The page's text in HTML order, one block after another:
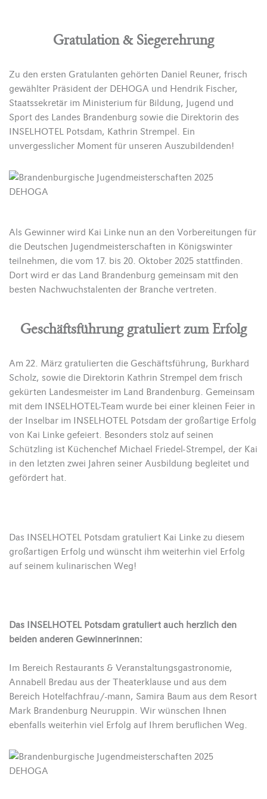
Gratulation & Siegerehrung
Zu den ersten Gratulanten gehörten Daniel Reuner, frisch
gewählter Präsident der DEHOGA und Hendrik Fischer,
Staatssekretär im Ministerium für Bildung, Jugend und
Sport des Landes Brandenburg sowie die Direktorin des
INSELHOTEL Potsdam, Kathrin Strempel. Ein
unvergesslicher Moment für unseren Auszubildenden!
Als Gewinner wird Kai Linke nun an den Vorbereitungen für
die Deutschen Jugendmeisterschaften in Königswinter
teilnehmen, die vom 17. bis 20. Oktober 2025 stattfinden.
Dort wird er das Land Brandenburg gemeinsam mit den
besten Nachwuchstalenten der Branche vertreten.
Geschäftsführung gratuliert zum Erfolg
Am 22. März gratulierten die Geschäftsführung, Burkhard
Scholz, sowie die Direktorin Kathrin Strempel dem frisch
gekürten Landesmeister im Land Brandenburg. Gemeinsam
mit dem INSELHOTEL-Team wurde bei einer kleinen Feier in
der Inselbar im INSELHOTEL Potsdam der großartige Erfolg
von Kai Linke gefeiert. Besonders stolz auf seinen
Schützling ist Küchenchef Michael Friedel-Strempel, der Kai
in den letzten zwei Jahren seiner Ausbildung begleitet und
gefördert hat.
Das INSELHOTEL Potsdam gratuliert Kai Linke zu diesem
großartigen Erfolg und wünscht ihm weiterhin viel Erfolg
auf seinem kulinarischen Weg!
Das INSELHOTEL Potsdam gratuliert auch herzlich den
beiden anderen Gewinnerinnen:
Im Bereich Restaurants & Veranstaltungsgastronomie,
Annabell Bredau aus der Theaterklause und aus dem
Bereich Hotelfachfrau/-mann, Samira Baum aus dem Resort
Mark Brandenburg Neuruppin. Wir wünschen Ihnen
ebenfalls weiterhin viel Erfolg auf Ihrem beruflichen Weg.